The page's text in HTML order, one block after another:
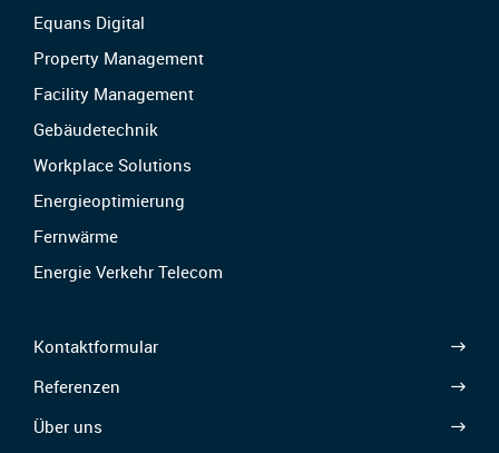
Equans Digital
Property Management
Facility Management
Gebäudetechnik
Workplace Solutions
Energieoptimierung
Fernwärme
Energie Verkehr Telecom
Kontaktformular
Referenzen
Über uns